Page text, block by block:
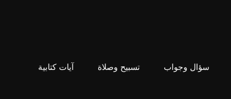
سؤال وجواب تسبيح وصلاة آيات كتابية